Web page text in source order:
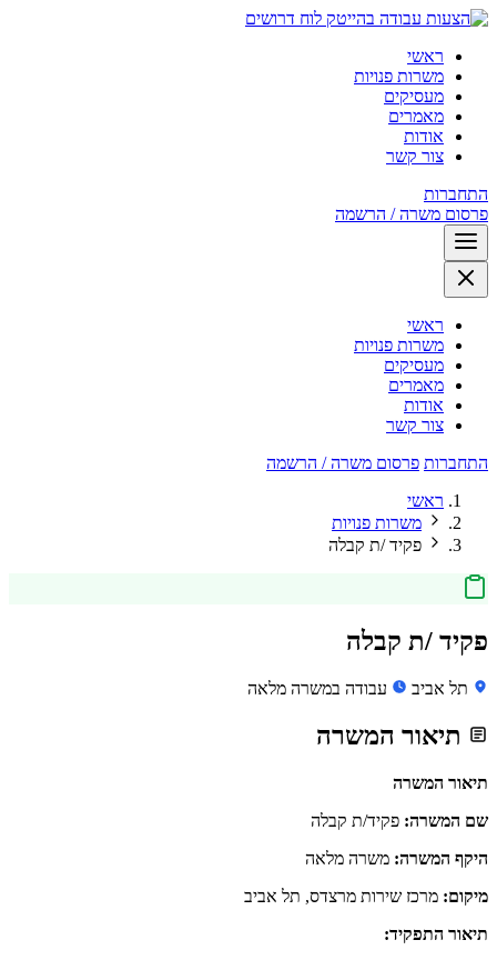
לוח דרושים
ראשי
משרות פנויות
מעסיקים
מאמרים
אודות
צור קשר
התחברות
פרסום משרה / הרשמה
ראשי
משרות פנויות
מעסיקים
מאמרים
אודות
צור קשר
התחברות פרסום משרה / הרשמה
ראשי
משרות פנויות
פקיד /ת קבלה
פקיד /ת קבלה
תל אביב עבודה במשרה מלאה
תיאור המשרה
תיאור המשרה
שם המשרה: פקיד/ת קבלה
היקף המשרה: משרה מלאה
מיקום: מרכז שירות מרצדס, תל אביב
תיאור התפקיד: